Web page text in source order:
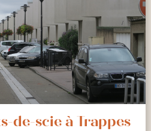
de-scie à Trappes